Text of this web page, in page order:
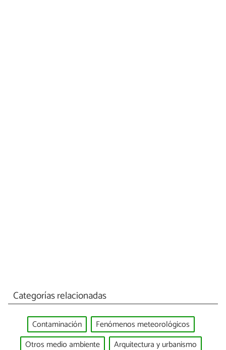
Categorías relacionadas
Contaminación
Fenómenos meteorológicos
Otros medio ambiente
Arquitectura y urbanismo